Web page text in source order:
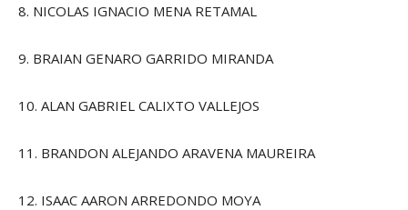
8. NICOLAS IGNACIO MENA RETAMAL
9. BRAIAN GENARO GARRIDO MIRANDA
10. ALAN GABRIEL CALIXTO VALLEJOS
11. BRANDON ALEJANDO ARAVENA MAUREIRA
12. ISAAC AARON ARREDONDO MOYA